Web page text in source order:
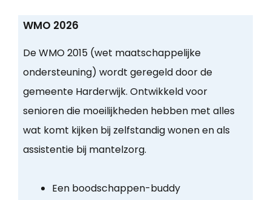
WMO 2026
De WMO 2015 (wet maatschappelijke
ondersteuning) wordt geregeld door de
gemeente Harderwijk. Ontwikkeld voor
senioren die moeilijkheden hebben met alles
wat komt kijken bij zelfstandig wonen en als
assistentie bij mantelzorg.
Een boodschappen-buddy